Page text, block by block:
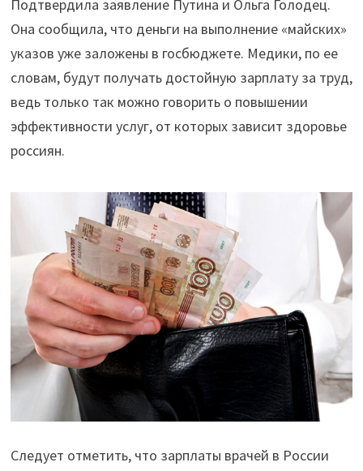
Подтвердила заявление Путина и Ольга Голодец.
Она сообщила, что деньги на выполнение «майских»
указов уже заложены в госбюджете. Медики, по ее
словам, будут получать достойную зарплату за труд,
ведь только так можно говорить о повышении
эффективности услуг, от которых зависит здоровье
россиян.
Следует отметить, что зарплаты врачей в России